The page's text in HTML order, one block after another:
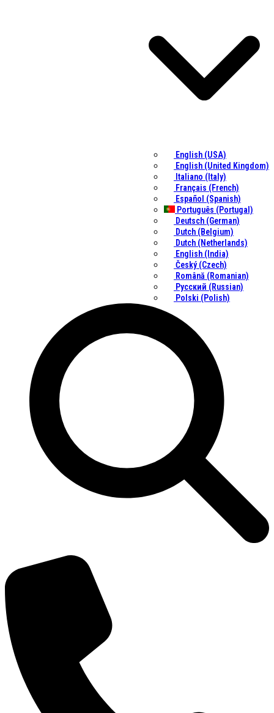
English (USA)
English (United Kingdom)
Italiano (Italy)
Français (French)
Español (Spanish)
Português (Portugal)
Deutsch (German)
Dutch (Belgium)
Dutch (Netherlands)
English (India)
Český (Czech)
Română (Romanian)
Русский (Russian)
Polski (Polish)